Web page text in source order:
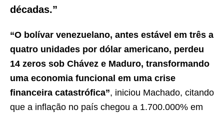
décadas.”
“O bolívar venezuelano, antes estável em três a
quatro unidades por dólar americano, perdeu
14 zeros sob Chávez e Maduro, transformando
uma economia funcional em uma crise
financeira catastrófica”, iniciou Machado, citando
que a inflação no país chegou a 1.700.000% em